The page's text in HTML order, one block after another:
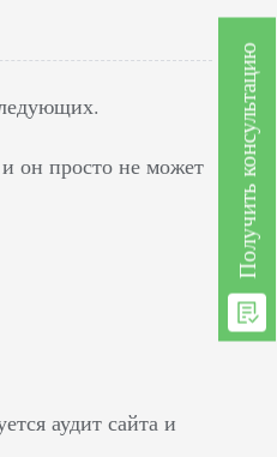
и он просто не может
аудит сайта и
Получить консультацию